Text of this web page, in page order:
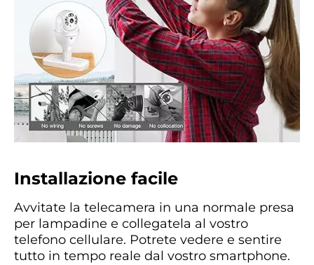
Installazione facile
Avvitate la telecamera in una normale presa
per lampadine e collegatela al vostro
telefono cellulare. Potrete vedere e sentire
tutto in tempo reale dal vostro smartphone.